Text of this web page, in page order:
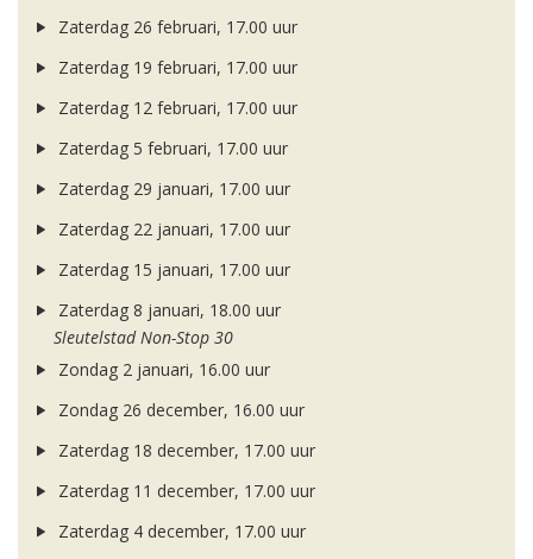
Zaterdag 26 februari, 17.00 uur
Zaterdag 19 februari, 17.00 uur
Zaterdag 12 februari, 17.00 uur
Zaterdag 5 februari, 17.00 uur
Zaterdag 29 januari, 17.00 uur
Zaterdag 22 januari, 17.00 uur
Zaterdag 15 januari, 17.00 uur
Zaterdag 8 januari, 18.00 uur
Sleutelstad Non-Stop 30
Zondag 2 januari, 16.00 uur
Zondag 26 december, 16.00 uur
Zaterdag 18 december, 17.00 uur
Zaterdag 11 december, 17.00 uur
Zaterdag 4 december, 17.00 uur